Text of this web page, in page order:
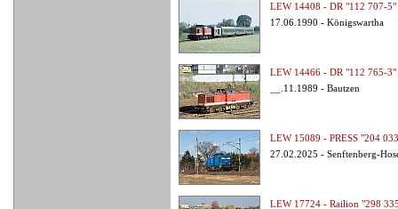
LEW 14408 - DR "112 707-5"
17.06.1990 - Königswartha
LEW 14466 - DR "112 765-3"
__.11.1989 - Bautzen
LEW 15089 - PRESS "204
27.02.2025 - Senftenberg-
LEW 17724 - Railion "298